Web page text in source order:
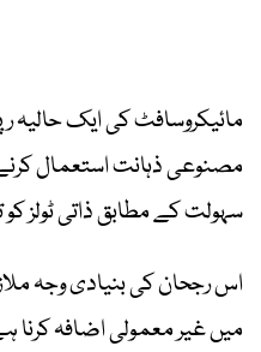
مائیکروسافٹ کی ایک
سہولت کے مطابق ذاتی ٹولز کو
اس رجحان کی بنیادی وجہ
میں غیر معمولی اضافہ